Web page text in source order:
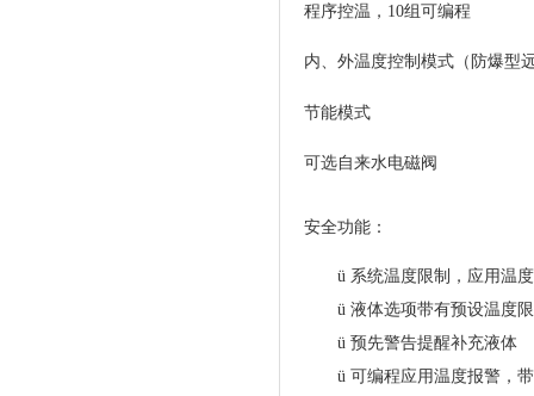
程序控温， 10组可编程
内、外温度控制模式（防爆型
节能模式
可选自来水电磁阀
安全功能：
ü 系统温度限制，应用温
ü 液体选项带有预设温度
ü 预先警告提醒补充液体
ü 可编程应用温度报警，